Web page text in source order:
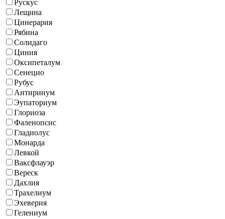
Рускус
Лещина
Цинерария
Рябина
Солидаго
Циния
Оксипеталум
Сенецио
Рубус
Антиринум
Эупаториум
Глориоза
Фаленопсис
Гладиолус
Монарда
Левкой
Ваксфлауэр
Вереск
Дахлия
Трахелиум
Эхеверия
Гелениум